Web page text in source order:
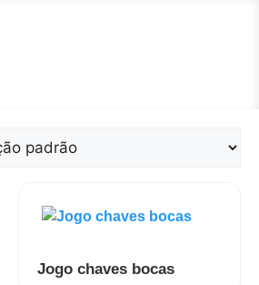
Jogo chaves bocas